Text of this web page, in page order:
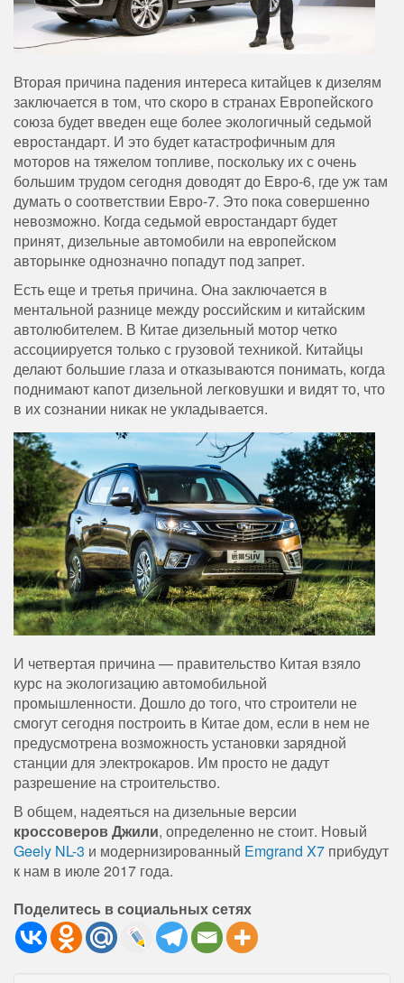
Вторая причина падения интереса китайцев к дизелям
заключается в том, что скоро в странах Европейского
союза будет введен еще более экологичный седьмой
евростандарт. И это будет катастрофичным для
моторов на тяжелом топливе, поскольку их с очень
большим трудом сегодня доводят до Евро-6, где уж там
думать о соответствии Евро-7. Это пока совершенно
невозможно. Когда седьмой евростандарт будет
принят, дизельные автомобили на европейском
авторынке однозначно попадут под запрет.
Есть еще и третья причина. Она заключается в
ментальной разнице между российским и китайским
автолюбителем. В Китае дизельный мотор четко
ассоциируется только с грузовой техникой. Китайцы
делают большие глаза и отказываются понимать, когда
поднимают капот дизельной легковушки и видят то, что
в их сознании никак не укладывается.
И четвертая причина — правительство Китая взяло
курс на экологизацию автомобильной
промышленности. Дошло до того, что строители не
смогут сегодня построить в Китае дом, если в нем не
предусмотрена возможность установки зарядной
станции для электрокаров. Им просто не дадут
разрешение на строительство.
В общем, надеяться на дизельные версии
кроссоверов Джили, определенно не стоит. Новый
Geely NL-3 и модернизированный Emgrand X7 прибудут
к нам в июле 2017 года.
Поделитесь в социальных сетях